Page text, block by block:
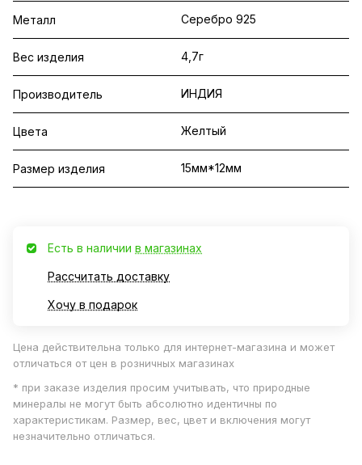
Металл Серебро 925
Вес изделия 4,7г
Производитель ИНДИЯ
Цвета Желтый
Размер изделия 15мм*12мм
Есть в наличии в магазинах
Рассчитать доставку
Хочу в подарок
Цена действительна только для интернет-магазина и может
отличаться от цен в розничных магазинах
* при заказе изделия просим учитывать, что природные
минералы не могут быть абсолютно идентичны по
характеристикам. Размер, вес, цвет и включения могут
незначительно отличаться.